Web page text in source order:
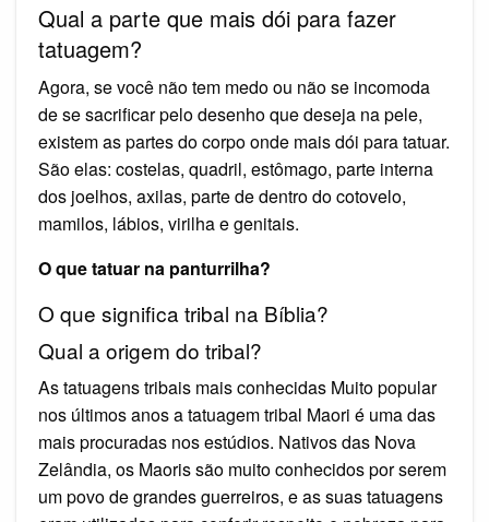
Qual a parte que mais dói para fazer
tatuagem?
Agora, se você não tem medo ou não se incomoda
de se sacrificar pelo desenho que deseja na pele,
existem as partes do corpo onde mais dói para tatuar.
São elas: costelas, quadril, estômago, parte interna
dos joelhos, axilas, parte de dentro do cotovelo,
mamilos, lábios, virilha e genitais.
O que tatuar na panturrilha?
O que significa tribal na Bíblia?
Qual a origem do tribal?
As tatuagens tribais mais conhecidas Muito popular
nos últimos anos a tatuagem tribal Maori é uma das
mais procuradas nos estúdios. Nativos das Nova
Zelândia, os Maoris são muito conhecidos por serem
um povo de grandes guerreiros, e as suas tatuagens